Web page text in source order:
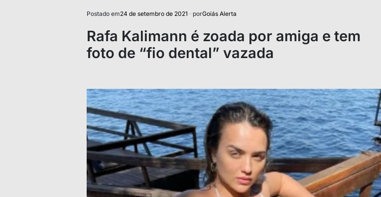
Postado em24 de setembro de 2021 porGoiás Alerta
Rafa Kalimann é zoada por amiga e tem
foto de “fio dental” vazada